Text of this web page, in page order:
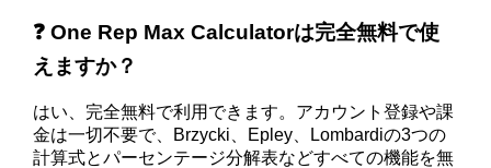
❓ One Rep Max Calculatorは完全無料で使
えますか？
はい、完全無料で利用できます。アカウント登録や課
金は一切不要で、Brzycki、Epley、Lombardiの3つの
計算式とパーセンテージ分解表などすべての機能を無